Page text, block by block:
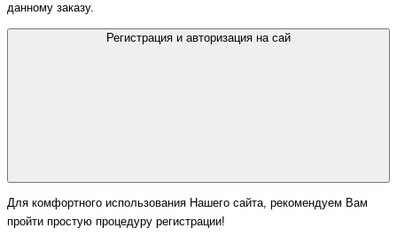
данному заказу.
Регистрация и авторизация на сай
Для комфортного использования Нашего сайта, рекомендуем Вам
пройти простую процедуру регистрации!